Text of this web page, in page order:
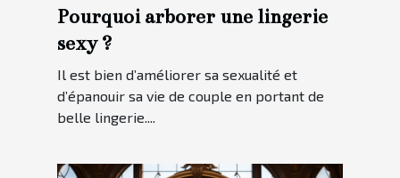
Pourquoi arborer une lingerie
sexy ?
Il est bien d’améliorer sa sexualité et
d’épanouir sa vie de couple en portant de
belle lingerie....